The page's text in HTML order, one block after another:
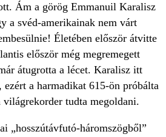
Ám a görög Emmanuil Karalisz
a svéd-amerikainak nem várt
Életében először átvitte
először még megremegett
átugrotta a lécet. Karalisz itt
a harmadikat 615-ön próbálta
világrekorder tudta megoldani.
„hosszútávfutó-háromszögből”